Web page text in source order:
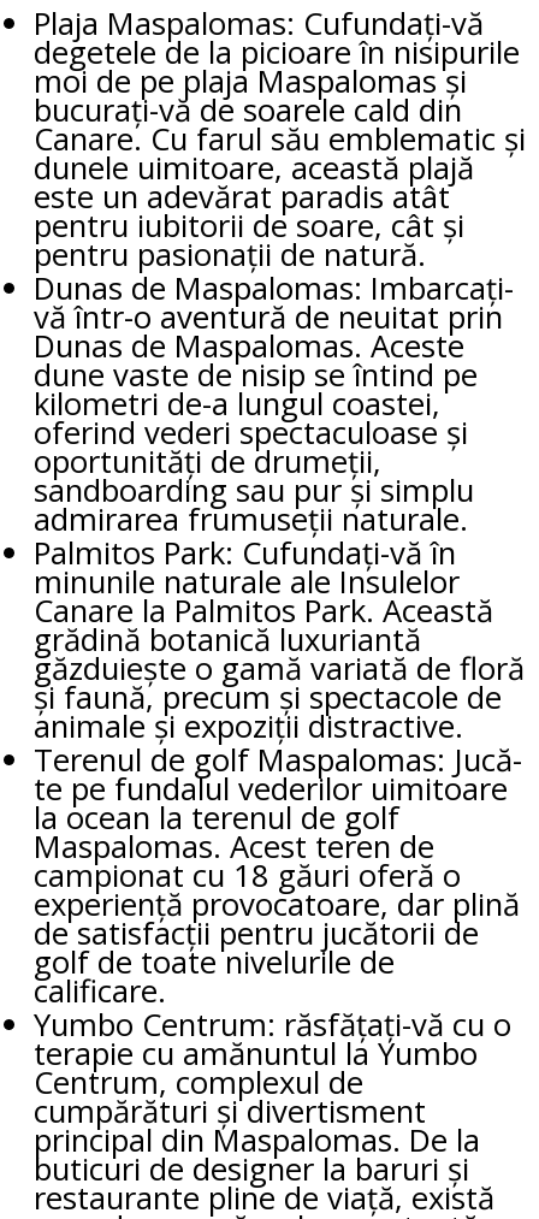
Plaja Maspalomas: Cufundați-vă
degetele de la picioare în nisipurile
moi de pe plaja Maspalomas și
bucurați-vă de soarele cald din
Canare. Cu farul său emblematic și
dunele uimitoare, această plajă
este un adevărat paradis atât
pentru iubitorii de soare, cât și
pentru pasionații de natură.
Dunas de Maspalomas: Imbarcați-
vă într-o aventură de neuitat prin
Dunas de Maspalomas. Aceste
dune vaste de nisip se întind pe
kilometri de-a lungul coastei,
oferind vederi spectaculoase și
oportunități de drumeții,
sandboarding sau pur și simplu
admirarea frumuseții naturale.
Palmitos Park: Cufundați-vă în
minunile naturale ale Insulelor
Canare la Palmitos Park. Această
grădină botanică luxuriantă
găzduiește o gamă variată de floră
și faună, precum și spectacole de
animale și expoziții distractive.
Terenul de golf Maspalomas: Jucă-
te pe fundalul vederilor uimitoare
la ocean la terenul de golf
Maspalomas. Acest teren de
campionat cu 18 găuri oferă o
experiență provocatoare, dar plină
de satisfacții pentru jucătorii de
golf de toate nivelurile de
calificare.
Yumbo Centrum: răsfățați-vă cu o
terapie cu amănuntul la Yumbo
Centrum, complexul de
cumpărături și divertisment
principal din Maspalomas. De la
buticuri de designer la baruri și
restaurante pline de viață, există